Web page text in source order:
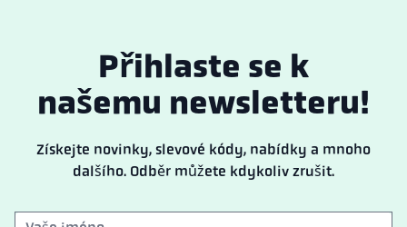
Přihlaste se k
našemu newsletteru!
Získejte novinky, slevové kódy, nabídky a mnoho
dalšího. Odběr můžete kdykoliv zrušit.